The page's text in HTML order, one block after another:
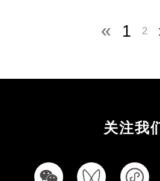
« 1 2
关注我